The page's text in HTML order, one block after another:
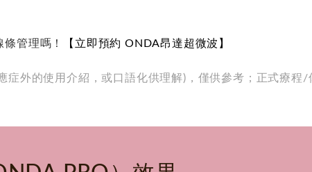
管理嗎！ 【立即預約 ONDA昂達超微波】
症外的使用介紹，或口語化供理解)，僅供參考；正式療程